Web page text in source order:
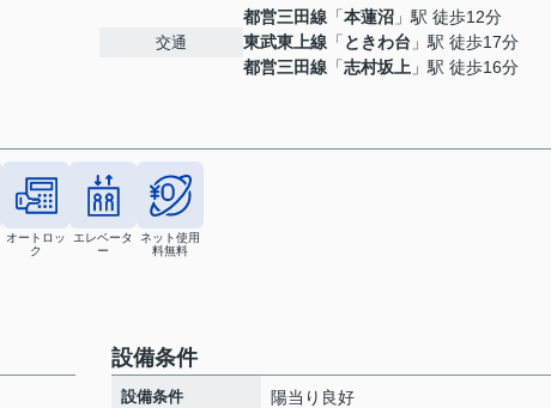
交通
都営三田線 「本蓮沼 」駅 徒歩12分
東武東上線 「 ときわ台 」駅 徒歩17分
都営三田線 「志村坂上 」駅 徒歩16分
オートロッ
ク
エレベータ
ー
ネット使用
料無料
設備条件
設備条件
陽当り良好